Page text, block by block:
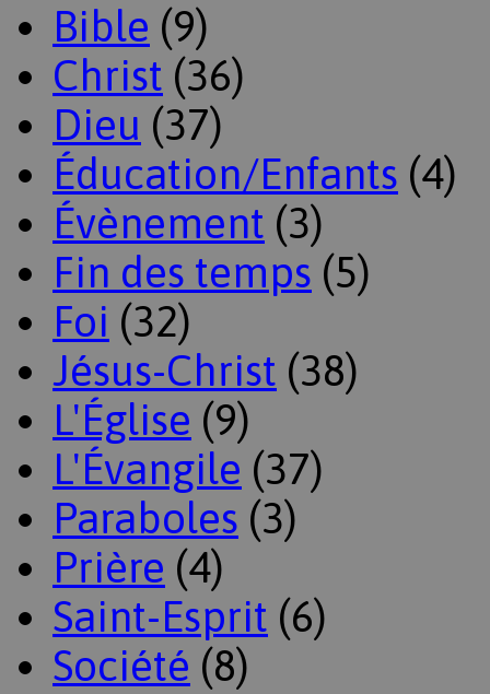
Bible (9)
Christ (36)
Dieu (37)
Éducation/Enfants (4)
Évènement (3)
Fin des temps (5)
Foi (32)
Jésus-Christ (38)
L'Église (9)
L'Évangile (37)
Paraboles (3)
Prière (4)
Saint-Esprit (6)
Société (8)